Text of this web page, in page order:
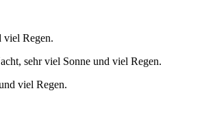
viel Regen.
sehr viel Sonne und viel Regen.
viel Regen.